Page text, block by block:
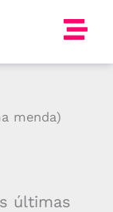
menda)
últimas